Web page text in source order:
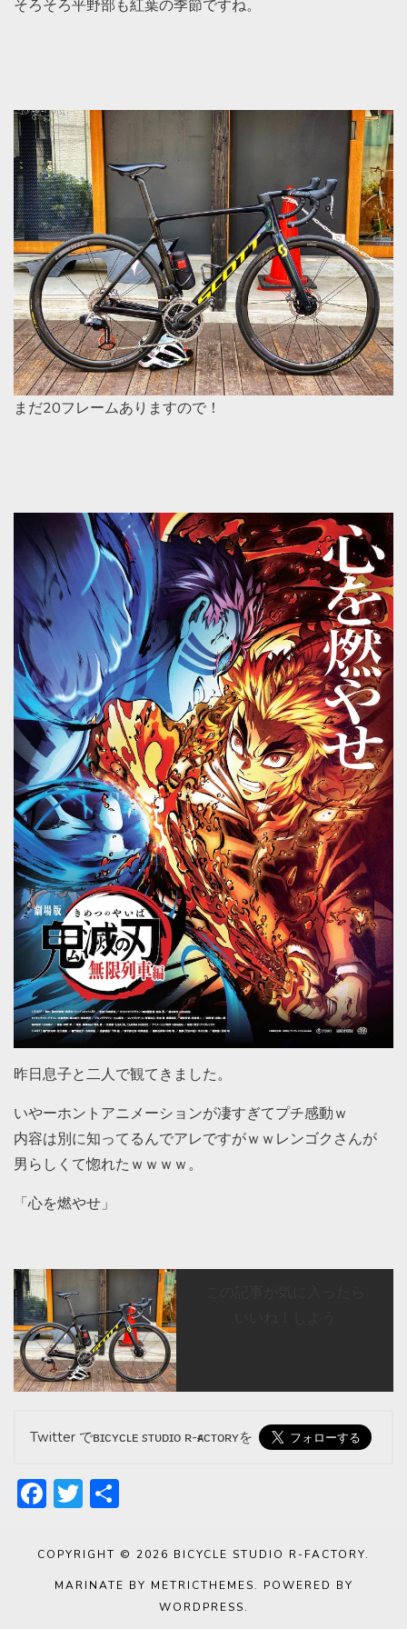
そろそろ平野部も紅葉の季節ですね。
まだ20フレームありますので！
昨日息子と二人で観てきました。
いやーホントアニメーションが凄すぎてプチ感動ｗ
内容は別に知ってるんでアレですがｗｗレンゴクさんが
男らしくて惚れたｗｗｗｗ。
「心を燃やせ」
Twitter でʙɪᴄʏᴄʟᴇ sᴛᴜᴅɪᴏ ʀ-ғᴀᴄᴛᴏʀʏを
Facebook
Twitter
COPYRIGHT © 2026 BICYCLE STUDIO R-FACTORY.
MARINATE BY METRICTHEMES. POWERED BY
WORDPRESS.